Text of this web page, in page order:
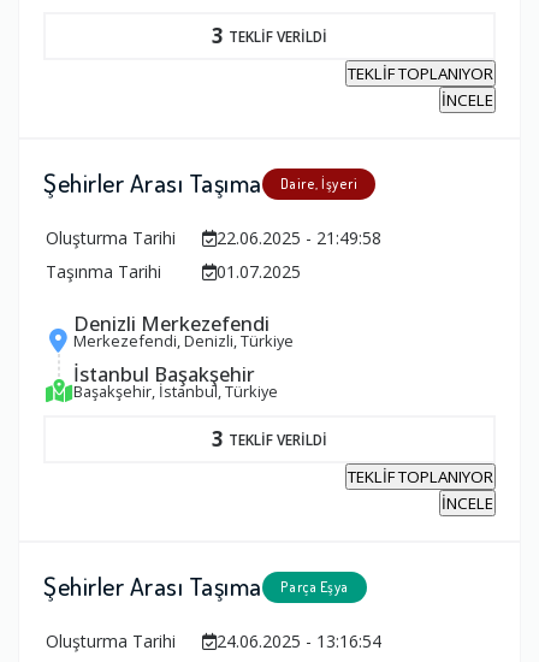
3 TEKLİF VERİLDİ
TEKLİF TOPLANIYOR
İNCELE
Şehirler Arası Taşıma Daire, İşyeri
Oluşturma Tarihi
22.06.2025 - 21:49:58
Taşınma Tarihi
01.07.2025
Denizli Merkezefendi
Merkezefendi, Denizli, Türkiye
İstanbul Başakşehir
Başakşehir, İstanbul, Türkiye
3 TEKLİF VERİLDİ
TEKLİF TOPLANIYOR
İNCELE
Şehirler Arası Taşıma Parça Eşya
Oluşturma Tarihi
24.06.2025 - 13:16:54